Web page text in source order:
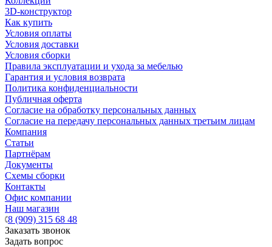
3D-конструктор
Как купить
Условия оплаты
Условия доставки
Условия сборки
Правила эксплуатации и ухода за мебелью
Гарантия и условия возврата
Политика конфиденциальности
Публичная оферта
Согласие на обработку персональных данных
Согласие на передачу персональных данных третьим лицам
Компания
Статьи
Партнёрам
Документы
Схемы сборки
Контакты
Офис компании
Наш магазин
8 (909) 315 68 48
Заказать звонок
Задать вопрос